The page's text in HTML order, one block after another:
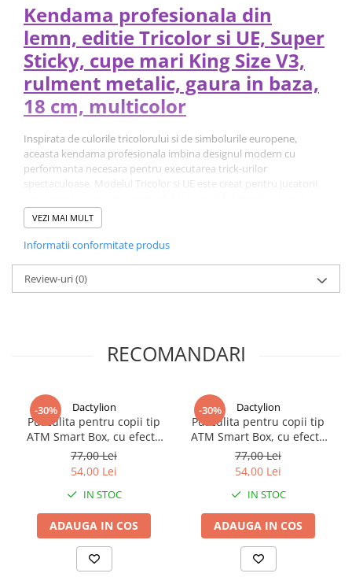
Kendama profesionala din
lemn, editie Tricolor si UE, Super
Sticky, cupe mari King Size V3,
rulment metalic, gaura in baza,
18 cm, multicolor
Inspirata de culorile tricolorului si de simbolurile europene,
aceasta kendama profesionala imbina designul modern cu
performanta necesara pentru executarea trick-urilor
spectaculoase. Modelul Tricolor si UE este creat pentru jucatorii
produs premium.
Realizata dinlemn natural de calitate
o constructie echilibrata care ofera stabilitate si control in timpul
la o experienta autentica si placuta pentru utilizatori de toate
VEZI MAI MULT
Informatii conformitate produs
Review-uri(0)
RECOMANDARI
-30% Dactylion
Pusculita pentru copii tip
ATM Smart Box, cu efecte
sonore si sistem cu parola
si amprenta, pentru
economii interactive, din
plastic
77,00 Lei
54,00 Lei
IN STOC
ADAUGA IN COS
-30% Dactylion
Pusculita pentru copii tip
ATM Smart Box, cu efecte
sonore si sistem cu parola
si amprenta, pentru
economii interactive
77,00 Lei
54,00 Lei
IN STOC
ADAUGA IN COS